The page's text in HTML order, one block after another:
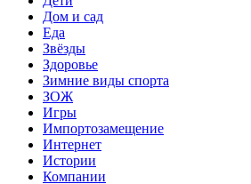
Дом и сад
Еда
Звёзды
Здоровье
Зимние виды спорта
ЗОЖ
Игры
Импортозамещение
Интернет
Истории
Компании